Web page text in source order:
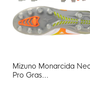
Mizuno Monarcida
Pro Gras